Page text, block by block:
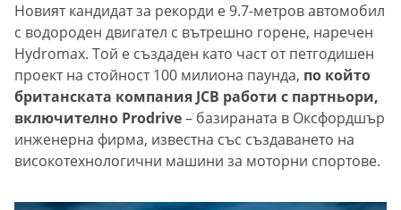
Новият кандидат за рекорди е 9.7-метров автомобил
с водороден двигател с вътрешно горене, наречен
Hydromax. Той е създаден като част от петгодишен
проект на стойност 100 милиона паунда, по който
британската компания JCB работи с партньори,
включително Prodrive– базираната в Оксфордшър
инженерна фирма, известна със създаването на
високотехнологични машини за моторни спортове.